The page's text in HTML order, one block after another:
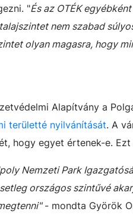
"És az OTÉK
nem szabad
olyan magasra, hogy
Alapítvány a
területté nyilvánítását. A
hogy egyet értenek-e.
Nemzeti Park
országos szintűvé
- mondta Györök